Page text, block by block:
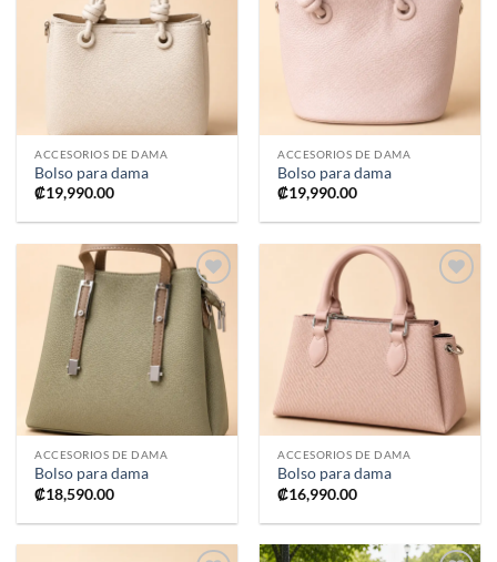
a la
lista de
deseos
ACCESORIOS DE DAMA
Bolso para dama
₡19,990.00
lista de
deseos
ACCESORIOS DE DAMA
Bolso para dama
₡19,990.00
Añadir
a la
lista de
deseos
ACCESORIOS DE DAMA
Bolso para dama
₡18,590.00
lista de
deseos
ACCESORIOS DE DAMA
Bolso para dama
₡16,990.00